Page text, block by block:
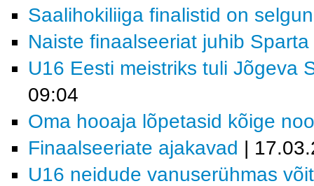
Saalihokiliiga finalistid on
Naiste finaalseeriat juhib Sparta
U16 Eesti meistriks tuli Jõgeva
09:04
Oma hooaja lõpetasid kõige
Finaalseeriate ajakavad |
U16 neidude vanuserühmas